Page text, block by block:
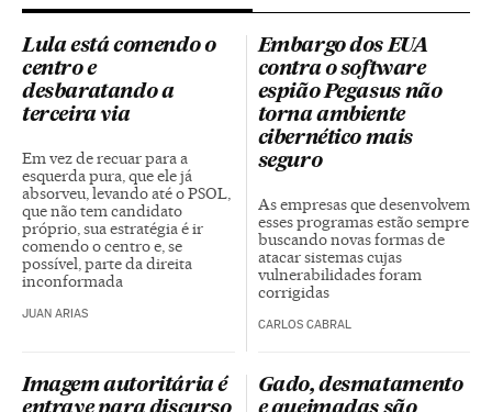
Lula está comendo o
centro e
desbaratando a
terceira via
JUAN ARIAS
Em vez de recuar para a
esquerda pura, que ele já
absorveu, levando até o PSOL,
que não tem candidato
próprio, sua estratégia é ir
comendo o centro e, se
possível, parte da direita
inconformada
Embargo dos EUA
contra o software
espião Pegasus não
torna ambiente
cibernético mais
seguro
CARLOS CABRAL
As empresas que desenvolvem
esses programas estão sempre
buscando novas formas de
atacar sistemas cujas
vulnerabilidades foram
corrigidas
Imagem autoritária é
Gado, desmatamento